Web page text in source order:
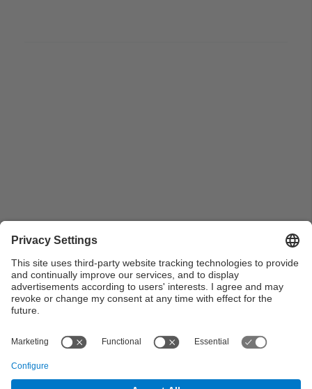
Millor expedient del grau en Enginyeria Electrònica
Industrial i Automàtica